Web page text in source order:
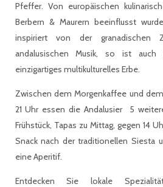
Pfeffer. Von europäischen
Berbern & Maurern beeinflusst
inspiriert von der granadischen
andalusischen Musik, so ist
einzigartiges multikulturelles Erbe.
Zwischen dem Morgenkaffee und
21 Uhr essen die Andalusier 5
Frühstück, Tapas zu Mittag, gegen 14
Snack nach der traditionellen Siesta
eine Aperitif.
Entdecken Sie lokale